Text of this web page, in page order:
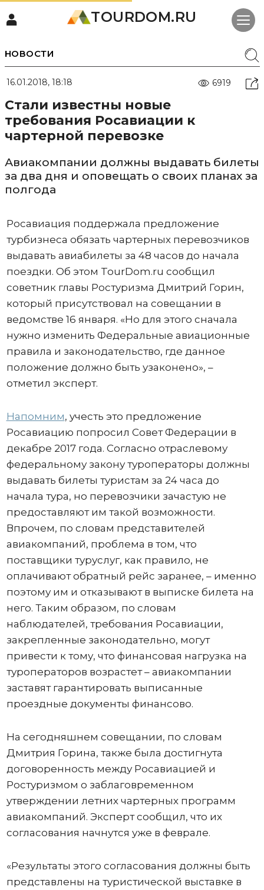
TOURDOM.RU
НОВОСТИ
16.01.2018, 18:18 6919
Стали известны новые
требования Росавиации к
чартерной перевозке
Авиакомпании должны выдавать билеты
за два дня и оповещать о своих планах за
полгода
Росавиация поддержала предложение
турбизнеса обязать чартерных перевозчиков
выдавать авиабилеты за 48 часов до начала
поездки. Об этом TourDom.ru сообщил
советник главы Ростуризма Дмитрий Горин,
который присутствовал на совещании в
ведомстве 16 января. «Но для этого сначала
нужно изменить Федеральные авиационные
правила и законодательство, где данное
положение должно быть узаконено», –
отметил эксперт.
Напомним, учесть это предложение
Росавиацию попросил Совет Федерации в
декабре 2017 года. Согласно отраслевому
федеральному закону туроператоры должны
выдавать билеты туристам за 24 часа до
начала тура, но перевозчики зачастую не
предоставляют им такой возможности.
Впрочем, по словам представителей
авиакомпаний, проблема в том, что
поставщики туруслуг, как правило, не
оплачивают обратный рейс заранее, – именно
поэтому им и отказывают в выписке билета на
него. Таким образом, по словам
наблюдателей, требования Росавиации,
закрепленные законодательно, могут
привести к тому, что финансовая нагрузка на
туроператоров возрастет – авиакомпании
заставят гарантировать выписанные
проездные документы финансово.
На сегодняшнем совещании, по словам
Дмитрия Горина, также была достигнута
договоренность между Росавиацией и
Ростуризмом о заблаговременном
утверждении летних чартерных программ
авиакомпаний. Эксперт сообщил, что их
согласования начнутся уже в феврале.
«Результаты этого согласования должны быть
представлены на туристической выставке в